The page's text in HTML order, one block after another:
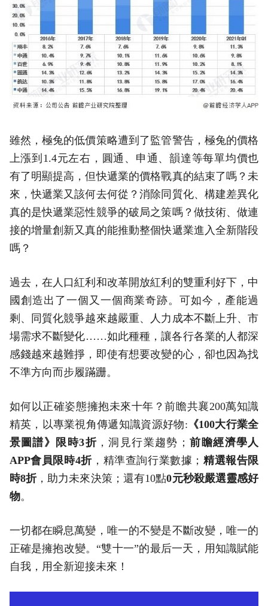
雖然，極兔的低價策略遭到了監管警告，極兔的價格
上漲到1.4元左右，圓通、申通、韻達等每單均價也
有了明顯提高，但快遞業的價格戰真的結束了嗎？未
來，快遞業又該何去何從？消除同質化、構建差異化
真的是快遞業惡性競爭的破局之策嗎？做技術、做連
接的增量創新又真的能推動整個快遞業進入全新階段
嗎？
過去，在人口紅利和改革開放紅利的雙重利好下，中
國創造出了一個又一個商業奇跡。可如今，產能過
剩、同質化競爭越來越嚴重、人力成本不斷上升、市
場需求不斷變化……如此種種，讓各行各業的人都深
感錢越來越難掙，即使有想要改變的心，卻也因為找
不準方向而步履蹣跚。
如何以正確姿態擁抱未來十年？前瞻共襄200萬知識
精英，以專業視角傳遞知識資源好物: 《100大行業全
景圖譜》限時3折，洞見行業趨勢； 前瞻經濟學人
APP會員限時4折，精準查詢行業數據； 精選報告限
時8折，助力未來決策；還有10點0元秒殺嚴選靈感好
物。
一切都在瞬息萬變，唯一的不變是不斷改變，唯一的
正確是擁抱改變。“雙十一”的最后一天，用知識賦能
自我，用全新迎接未來！